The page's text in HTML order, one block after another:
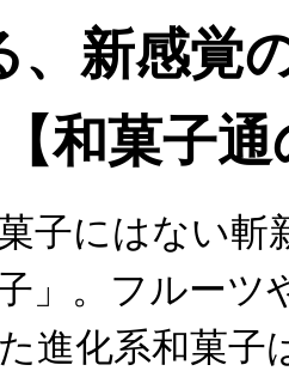
、新感覚
和菓子
子にはない斬
」。フルー
進化系和菓子